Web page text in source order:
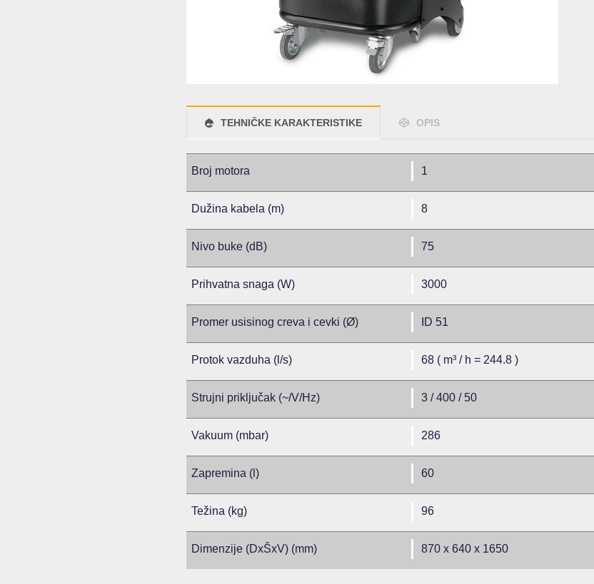
TEHNIČKE KARAKTERISTIKE OPIS
Broj motora 1
Dužina kabela (m) 8
Nivo buke (dB) 75
Prihvatna snaga (W) 3000
Promer usisinog creva i cevki (Ø) ID 51
Protok vazduha (l/s) 68 ( m³ / h = 244.8 )
Strujni priključak (~/V/Hz) 3 / 400 / 50
Vakuum (mbar) 286
Zapremina (l) 60
Težina (kg) 96
Dimenzije (DxŠxV) (mm) 870 x 640 x 1650